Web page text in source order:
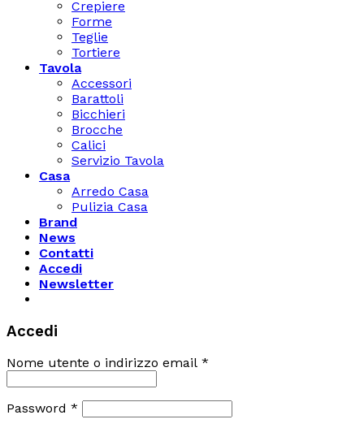
Crepiere
Forme
Teglie
Tortiere
Tavola
Accessori
Barattoli
Bicchieri
Brocche
Calici
Servizio Tavola
Casa
Arredo Casa
Pulizia Casa
Brand
News
Contatti
Accedi
Newsletter
Accedi
Nome utente o indirizzo email *
Password *